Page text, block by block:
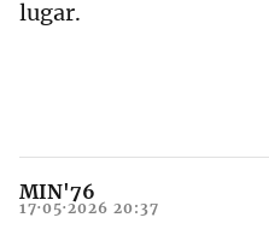
lugar.
MIN'76
17·05·2026 20:37